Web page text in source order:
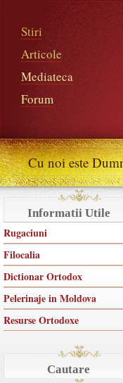
Stiri
Articole
Mediateca
Forum
Cu noi este
Informatii Utile
Rugaciuni
Filocalia
Dictionar Ortodox
Pelerinaje in Moldova
Resurse Ortodoxe
Cautare